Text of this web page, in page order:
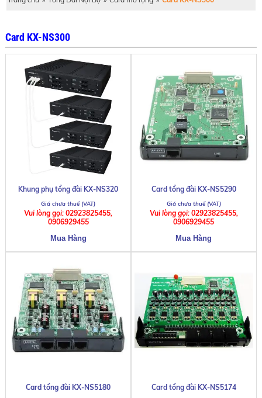
Card KX-NS300
Khung phụ tổng đài KX-NS320
Vui lòng gọi: 02923825455,
0906929455
Card tổng đài KX-NS5290
Vui lòng gọi: 02923825455,
0906929455
Card tổng đài KX-NS5180 Card tổng đài KX-NS5174